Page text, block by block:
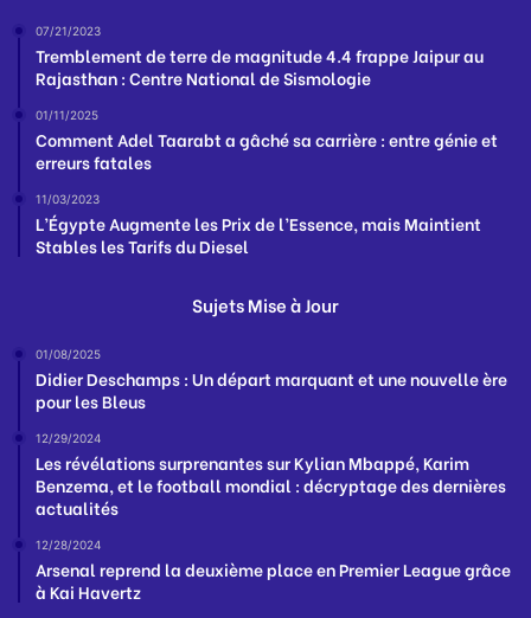
07/21/2023
Tremblement de terre de magnitude 4.4 frappe Jaipur au
Rajasthan : Centre National de Sismologie
01/11/2025
Comment Adel Taarabt a gâché sa carrière : entre génie et
erreurs fatales
11/03/2023
L’Égypte Augmente les Prix de l’Essence, mais Maintient
Stables les Tarifs du Diesel
Sujets Mise à Jour
01/08/2025
Didier Deschamps : Un départ marquant et une nouvelle ère
pour les Bleus
12/29/2024
Les révélations surprenantes sur Kylian Mbappé, Karim
Benzema, et le football mondial : décryptage des dernières
actualités
12/28/2024
Arsenal reprend la deuxième place en Premier League grâce
à Kai Havertz